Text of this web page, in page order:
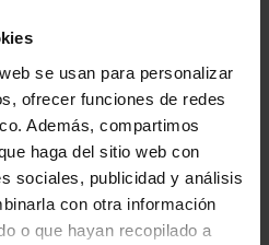
se usan para personalizar
ofrecer funciones de redes
Además, compartimos
haga del sitio web con
sociales, publicidad y análisis
con otra información
o que hayan recopilado a
Pide unha cita